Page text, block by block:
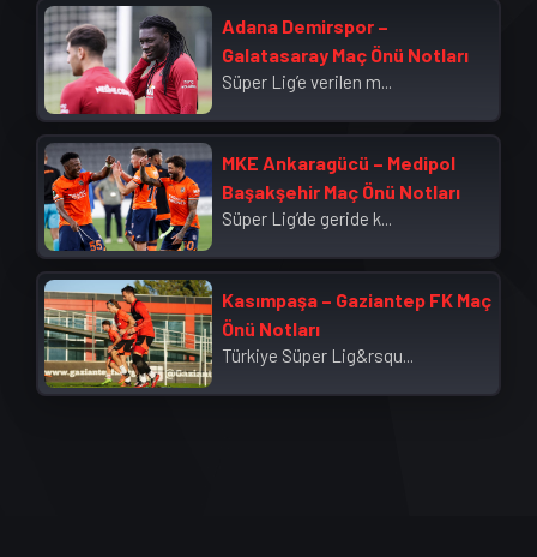
Adana Demirspor –
Galatasaray Maç Önü Notları
Süper Lig’e verilen m...
MKE Ankaragücü – Medipol
Başakşehir Maç Önü Notları
Süper Lig’de geride k...
Kasımpaşa – Gaziantep FK Maç
Önü Notları
Türkiye Süper Lig&rsqu...